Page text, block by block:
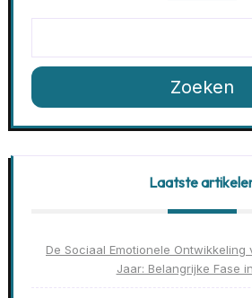
Zoeken
Laatste
De Sociaal Emotionele Ontwikkeling
Jaar: Belangrijke Fase